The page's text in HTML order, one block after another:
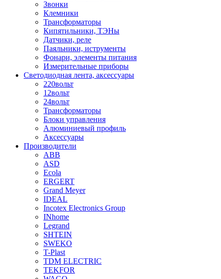
Звонки
Клемники
Трансформаторы
Кипятильники, ТЭНы
Датчики, реле
Паяльники, иструменты
Фонари, элементы питания
Измерительные приборы
Светодиодная лента, аксессуары
220вольт
12вольт
24вольт
Трансформаторы
Блоки управления
Алюминиевый профиль
Аксессуары
Производители
ABB
ASD
Ecola
ERGERT
Grand Meyer
IDEAL
Incotex Electronics Group
INhome
Legrand
SHTEIN
SWEKO
T-Plast
TDM ELECTRIC
TEKFOR